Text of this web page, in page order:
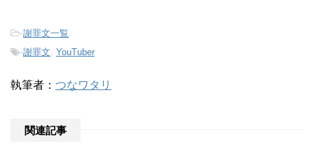
-謝罪文一覧
-謝罪文 YouTuber
執筆者： つなワタリ
関連記事